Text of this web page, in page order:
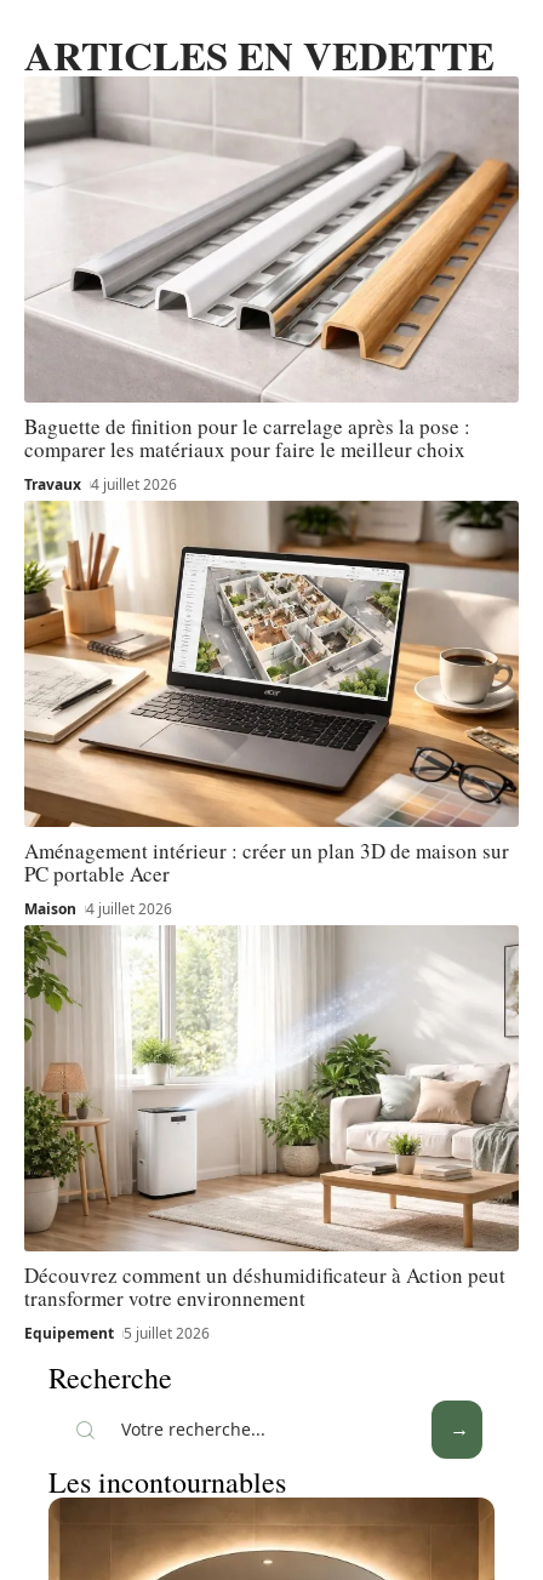
ARTICLES EN VEDETTE
Baguette de finition pour le carrelage après la pose :
comparer les matériaux pour faire le meilleur choix
Travaux 4 juillet 2026
Aménagement intérieur : créer un plan 3D de maison sur
PC portable Acer
Maison 4 juillet 2026
Découvrez comment un déshumidificateur à Action peut
transformer votre environnement
Equipement 5 juillet 2026
Recherche
Les incontournables